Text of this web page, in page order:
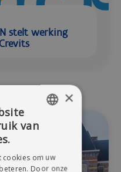
stelt werking
×
van
cookies om uw
Door onze